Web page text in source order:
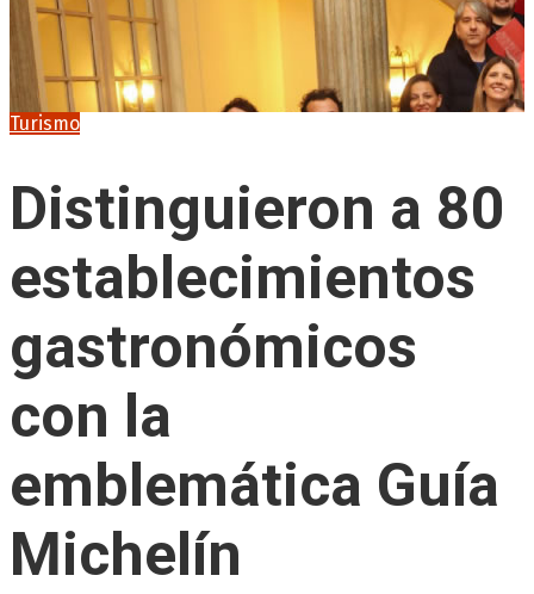
Turismo
Distinguieron a 80
establecimientos
gastronómicos
con la
emblemática Guía
Michelín